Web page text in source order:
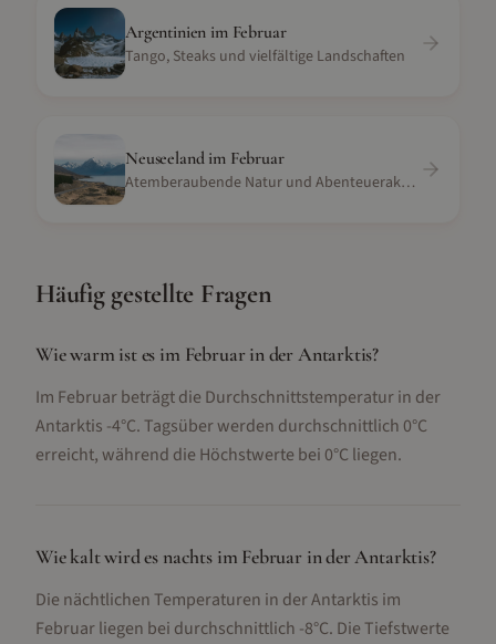
Argentinien im Februar
Tango, Steaks und vielfältige Landschaften
Neuseelandim Februar
Atemberaubende Natur und Abenteueraktivitäten
Häufig gestellte Fragen
Wie warm ist es im Februar in der Antarktis?
Im Februar beträgt die Durchschnittstemperatur in der
Antarktis -4°C. Tagsüber werden durchschnittlich 0°C
erreicht, während die Höchstwerte bei 0°C liegen.
Wie kalt wird es nachts im Februar in der Antarktis?
Die nächtlichen Temperaturen in der Antarktis im
Februar liegen bei durchschnittlich -8°C. Die Tiefstwerte